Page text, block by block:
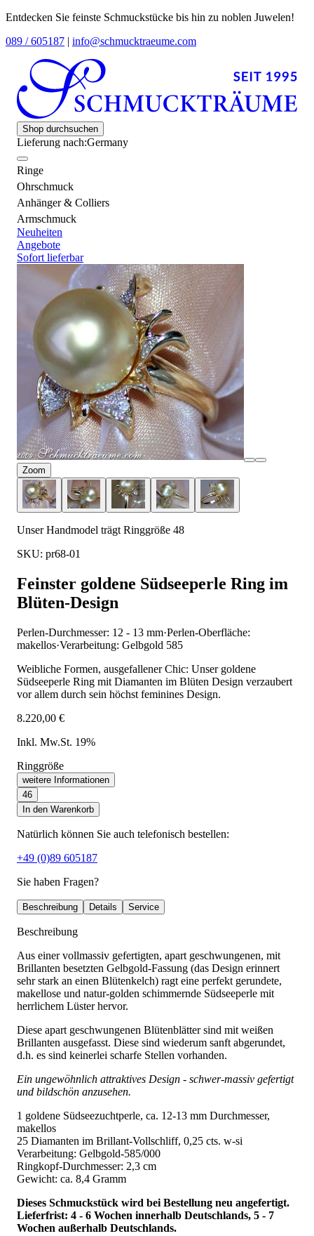
Entdecken Sie feinste Schmuckstücke bis hin zu noblen Juwelen!
089 / 605187 | info@schmucktraeume.com
Shop durchsuchen
Lieferung nach:Germany
Ringe
Ohrschmuck
Anhänger & Colliers
Armschmuck
Neuheiten
Angebote
Sofort lieferbar
Zoom
Unser Handmodel trägt Ringgröße 48
SKU: pr68-01
Feinster goldene Südseeperle Ring im
Blüten-Design
Perlen-Durchmesser: 12 - 13 mm·Perlen-Oberfläche:
makellos·Verarbeitung: Gelbgold 585
Weibliche Formen, ausgefallener Chic: Unser goldene
Südseeperle Ring mit Diamanten im Blüten Design verzaubert
vor allem durch sein höchst feminines Design.
8.220,00 €
Inkl. Mw.St. 19%
Ringgröße
weitere Informationen
46
In den Warenkorb
Natürlich können Sie auch telefonisch bestellen:
+49 (0)89 605187
Sie haben Fragen?
Beschreibung Details Service
Beschreibung
Aus einer vollmassiv gefertigten, apart geschwungenen, mit
Brillanten besetzten Gelbgold-Fassung (das Design erinnert
sehr stark an einen Blütenkelch) ragt eine perfekt gerundete,
makellose und natur-golden schimmernde Südseeperle mit
herrlichem Lüster hervor.
Diese apart geschwungenen Blütenblätter sind mit weißen
Brillanten ausgefasst. Diese sind wiederum sanft abgerundet,
d.h. es sind keinerlei scharfe Stellen vorhanden.
Ein ungewöhnlich attraktives Design - schwer-massiv gefertigt
und bildschön anzusehen.
1 goldene Südseezuchtperle, ca. 12-13 mm Durchmesser,
makellos
25 Diamanten im Brillant-Vollschliff, 0,25 cts. w-si
Verarbeitung: Gelbgold-585/000
Ringkopf-Durchmesser: 2,3 cm
Gewicht: ca. 8,4 Gramm
Dieses Schmuckstück wird bei Bestellung neu angefertigt.
Lieferfrist: 4 - 6 Wochen innerhalb Deutschlands, 5 - 7
Wochen außerhalb Deutschlands.